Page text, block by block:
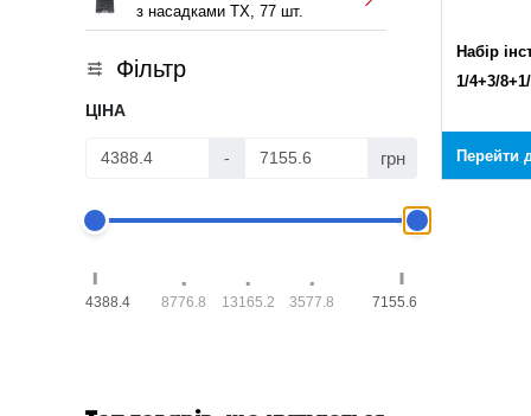
з насадками TX, 77 шт.
Фільтр
ЦІНА
- грн
4388.4 8776.8 13165.2 3577.8 7155.6
Набір
1/4+3/
Перейти